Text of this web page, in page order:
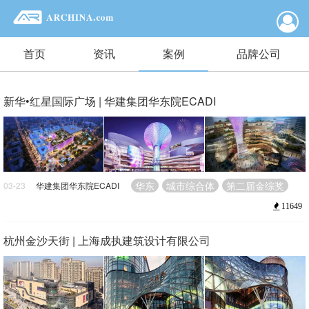
首页 资讯 案例 品牌公司
新华•红星国际广场 | 华建集团华东院ECADI
03-23 华建集团华东院ECADI 华东 城市综合体 第二届金综奖
11649
杭州金沙天街 | 上海成执建筑设计有限公司